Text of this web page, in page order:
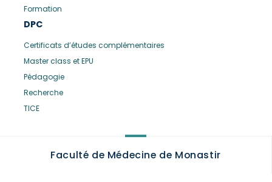
Formation
DPC
Certificats d’études complémentaires
Master class et EPU
Pédagogie
Recherche
TICE
Faculté de Médecine de Monastir